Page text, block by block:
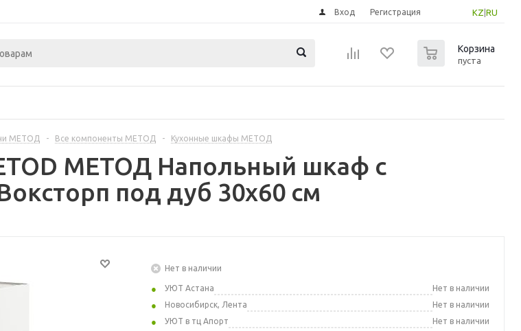
KZ RU
Вход Регистрация
Корзина
пуста
МЕТОД - Все компоненты МЕТОД - Кухонные шкафы МЕТОД
МЕТОД Напольный шкаф с
под дуб 30x60 см
Нет в наличии
УЮТ Астана
Нет в наличии
Новосибирск, Лента
Нет в наличии
УЮТ в тц Апорт
Нет в наличии